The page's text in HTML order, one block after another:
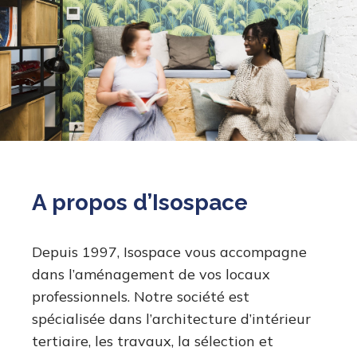
A propos d’Isospace
Depuis 1997, Isospace vous accompagne
dans l’aménagement de vos locaux
professionnels. Notre société est
spécialisée dans l’architecture d’intérieur
tertiaire, les travaux, la sélection et